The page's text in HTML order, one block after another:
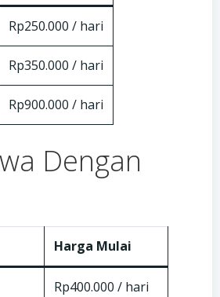
Rp250.000 / hari
Rp350.000 / hari
Rp900.000 / hari
Dengan
Harga Mulai
Rp400.000 / hari